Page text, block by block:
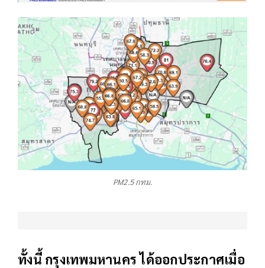
PM2.5 กทม.
ทั้งนี้ กรุงเทพมหานคร ได้ออกประกาศเมื่อ